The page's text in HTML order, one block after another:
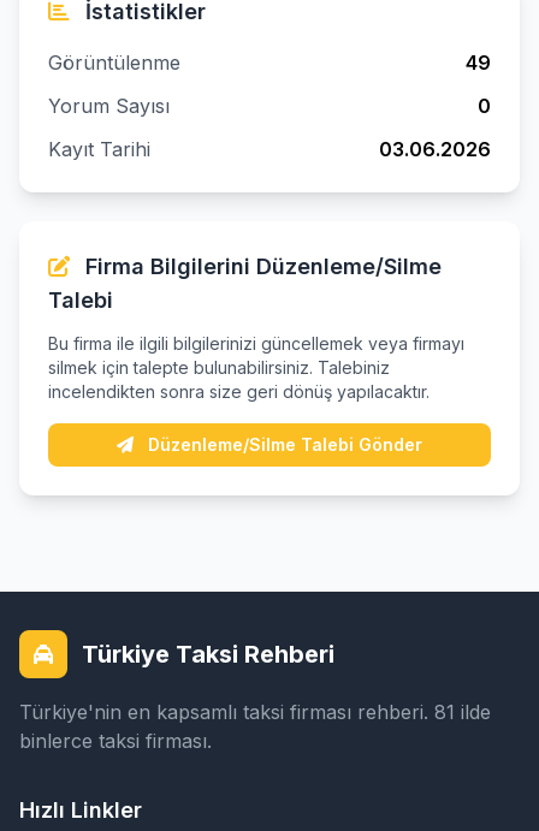
İstatistikler
Görüntülenme
49
Yorum Sayısı
0
Kayıt Tarihi
03.06.2026
Firma Bilgilerini Düzenleme/Silme
Talebi
Bu firma ile ilgili bilgilerinizi güncellemek veya firmayı
silmek için talepte bulunabilirsiniz. Talebiniz
incelendikten sonra size geri dönüş yapılacaktır.
Düzenleme/Silme Talebi Gönder
Türkiye Taksi Rehberi
Türkiye'nin en kapsamlı taksi firması rehberi. 81 ilde
binlerce taksi firması.
Hızlı Linkler